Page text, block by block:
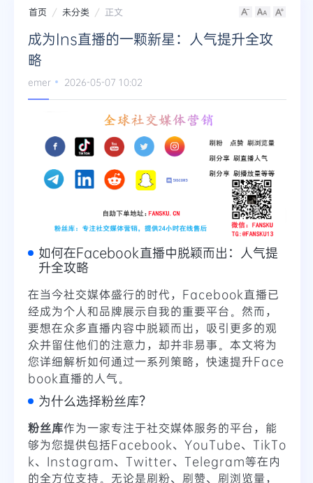
首页 未分类 正文
成为Ins直播的一颗新星：人气提升全攻
略
emer 2026-05-07 10:02
如何在Facebook直播中脱颖而出：人气提
升全攻略
在当今社交媒体盛行的时代，Facebook直播已
经成为个人和品牌展示自我的重要平台。然而，
要想在众多直播内容中脱颖而出，吸引更多的观
众并留住他们的注意力，却并非易事。本文将为
您详细解析如何通过一系列策略，快速提升Face
book直播的人气。
为什么选择粉丝库？
粉丝库作为一家专注于社交媒体服务的平台，能
够为您提供包括Facebook、YouTube、TikTo
k、Instagram、Twitter、Telegram等在内
的全方位支持。无论是刷粉、刷赞、刷浏览量，